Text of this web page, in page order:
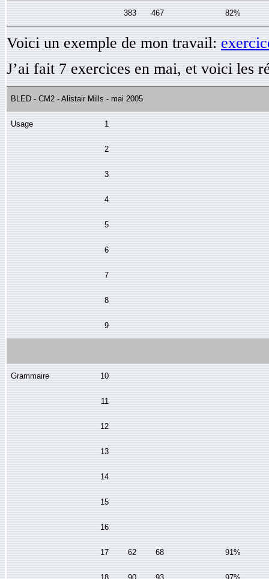
383 467 82%
Voici un exemple de mon travail:
J’ai fait 7 exercices en mai, et voici les
BLED - CM2 - Alistair Mills - mai 2005
Usage 1
2
3
4
5
6
7
8
9
Grammaire 10
11
12
13
14
15
16
17 62 68 91%